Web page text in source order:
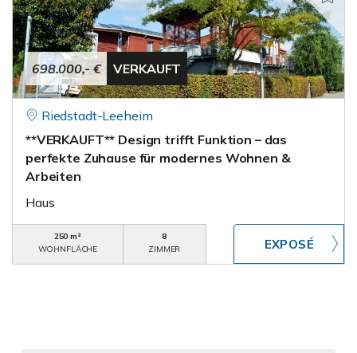
698.000,- € VERKAUFT
Riedstadt-Leeheim
**VERKAUFT** Design trifft Funktion – das
perfekte Zuhause für modernes Wohnen &
Arbeiten
Haus
250 m²
WOHNFLÄCHE
8
ZIMMER